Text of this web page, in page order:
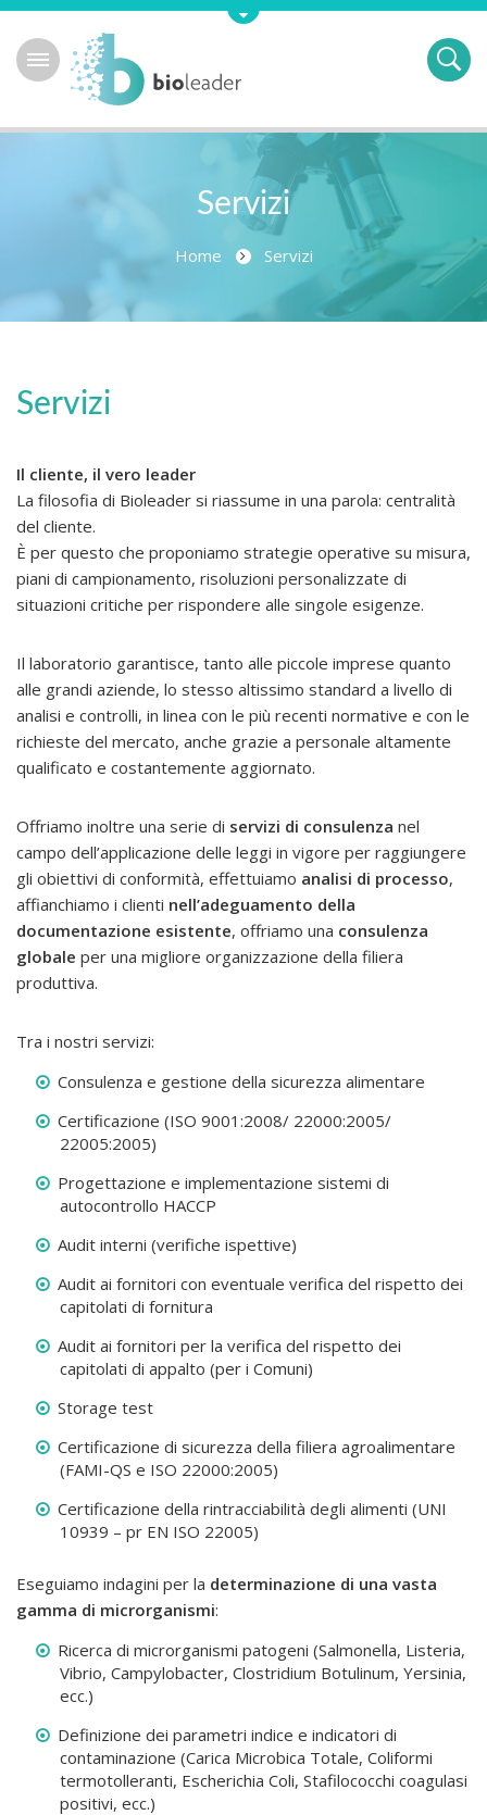
Servizi
Home Servizi
Servizi
Il cliente, il vero leader
La filosofia di Bioleader si riassume in una parola: centralità
del cliente.
È per questo che proponiamo strategie operative su misura,
piani di campionamento, risoluzioni personalizzate di
situazioni critiche per rispondere alle singole esigenze.
Il laboratorio garantisce, tanto alle piccole imprese quanto
alle grandi aziende, lo stesso altissimo standard a livello di
analisi e controlli, in linea con le più recenti normative e con le
richieste del mercato, anche grazie a personale altamente
qualificato e costantemente aggiornato.
Offriamo inoltre una serie di servizi di consulenza nel
campo dell’applicazione delle leggi in vigore per raggiungere
gli obiettivi di conformità, effettuiamo analisi di processo,
affianchiamo i clienti nell’adeguamento della
documentazione esistente, offriamo una consulenza
globale per una migliore organizzazione della filiera
produttiva.
Tra i nostri servizi:
Consulenza e gestione della sicurezza alimentare
Certificazione (ISO 9001:2008/ 22000:2005/
22005:2005)
Progettazione e implementazione sistemi di
autocontrollo HACCP
Audit interni (verifiche ispettive)
Audit ai fornitori con eventuale verifica del rispetto dei
capitolati di fornitura
Audit ai fornitori per la verifica del rispetto dei
capitolati di appalto (per i Comuni)
Storage test
Certificazione di sicurezza della filiera agroalimentare
(FAMI-QS e ISO 22000:2005)
Certificazione della rintracciabilità degli alimenti (UNI
10939 – pr EN ISO 22005)
Eseguiamo indagini per la determinazione di una vasta
gamma di microrganismi:
Ricerca di microrganismi patogeni (Salmonella, Listeria,
Vibrio, Campylobacter, Clostridium Botulinum, Yersinia,
ecc.)
Definizione dei parametri indice e indicatori di
contaminazione (Carica Microbica Totale, Coliformi
termotolleranti, Escherichia Coli, Stafilococchi coagulasi
positivi, ecc.)